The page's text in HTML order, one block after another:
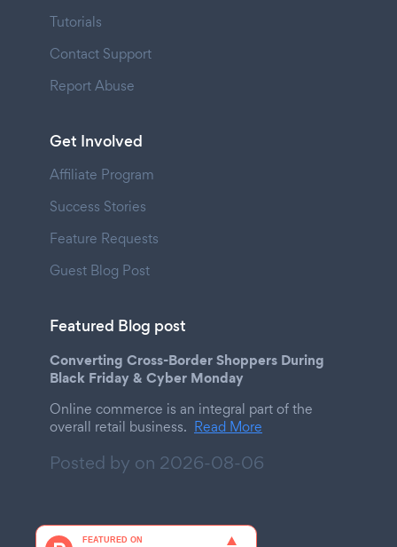
Tutorials
Contact Support
Report Abuse
Get Involved
Affiliate Program
Success Stories
Feature Requests
Guest Blog Post
Featured Blog post
Converting Cross-Border Shoppers During
Black Friday & Cyber Monday
Online commerce is an integral part of the
overall retail business. Read More
Posted by on 2026-08-06